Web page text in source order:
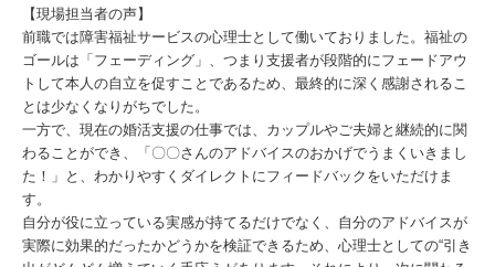
【現場担当者の声】
前職では障害福祉サービスの心理士として働いておりました。福祉の
ゴールは「フェーディング」、つまり支援者が段階的にフェードアウ
トして本人の自立を促すことであるため、最終的に深く感謝されるこ
とは少なくなりがちでした。
一方で、現在の婚活支援の仕事では、カップルやご夫婦と継続的に関
わることができ、「〇〇さんのアドバイスのおかげでうまくいきまし
た！」と、わかりやすくダイレクトにフィードバックをいただけま
す。
自分が役に立っている実感が持てるだけでなく、自分のアドバイスが
実際に効果的だったかどうかを検証できるため、心理士としての“引き